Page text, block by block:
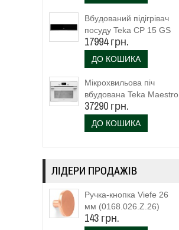
Вбудований підігрівач
посуду Teka CP 15 GS
(40589920)
17994 грн.
ДО КОШИКА
Мікрохвильова піч
вбудована Teka Maestro
MLC 844 (111160023)
біле скло
37290 грн.
ДО КОШИКА
ЛІДЕРИ ПРОДАЖІВ
Ручка-кнопка Viefe 26
мм (0168.026.Z.26)
143 грн.